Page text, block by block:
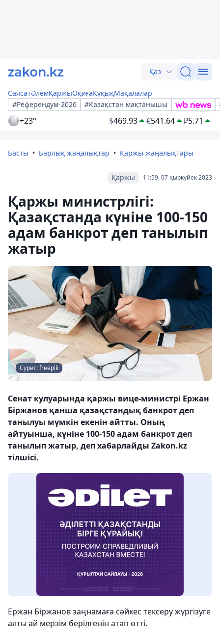
Қаз
СаясатӘлемҚаржыОқиғаҚұқықМақалалар
#Референдум-2026
#Қазақстан мақтанышы
+23° $469.93 €541.64 ₽5.71
Басты Барлық жаңалықтар Қаржы жаңалықтары
11:59, 07 қыркүйек 2023
Қаржы
Қаржы министрлігі:
Қазақстанда күніне 100-150
адам банкрот деп танылып
жатыр
Сурет: freepik
Сенат кулуарында қаржы вице-министрі Ержан
Біржанов қанша қазақстандық банкрот деп
танылуы мүмкін екенін айтты. Оның
айтуынша, күніне 100-150 адам банкрот деп
танылып жатыр, деп хабарлайды Zakon.kz
тілшісі.
Ержан Біржанов заңнамаға сәйкес тексеру жүргізуге
алты ай мерзім берілгенін атап өтті.